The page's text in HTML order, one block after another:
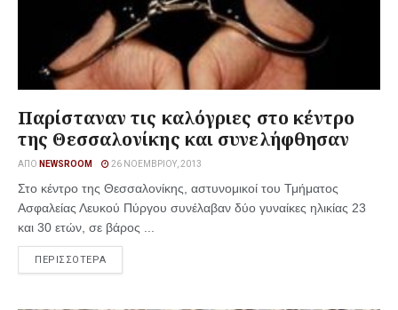
Παρίσταναν τις καλόγριες στο κέντρο
της Θεσσαλονίκης και συνελήφθησαν
ΑΠΌ NEWSROOM 26 ΝΟΕΜΒΡΊΟΥ, 2013
Στο κέντρο της Θεσσαλονίκης, αστυνομικοί του Τμήματος
Ασφαλείας Λευκού Πύργου συνέλαβαν δύο γυναίκες ηλικίας 23
και 30 ετών, σε βάρος ...
ΠΕΡΙΣΣΟΤΕΡΑ